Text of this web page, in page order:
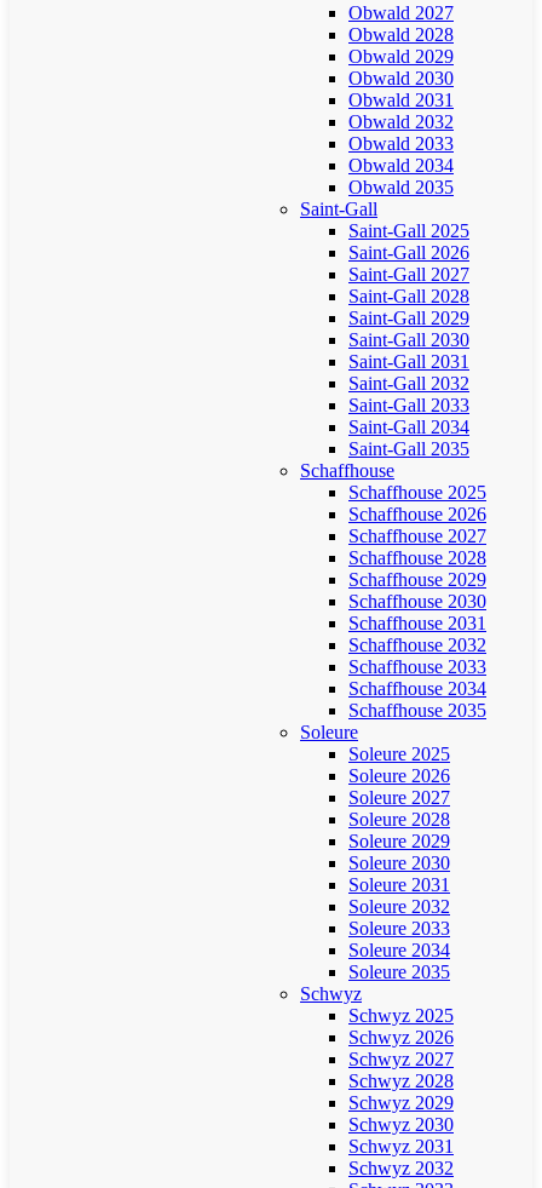
Obwald 2027
Obwald 2028
Obwald 2029
Obwald 2030
Obwald 2031
Obwald 2032
Obwald 2033
Obwald 2034
Obwald 2035
Saint-Gall
Saint-Gall 2025
Saint-Gall 2026
Saint-Gall 2027
Saint-Gall 2028
Saint-Gall 2029
Saint-Gall 2030
Saint-Gall 2031
Saint-Gall 2032
Saint-Gall 2033
Saint-Gall 2034
Saint-Gall 2035
Schaffhouse
Schaffhouse 2025
Schaffhouse 2026
Schaffhouse 2027
Schaffhouse 2028
Schaffhouse 2029
Schaffhouse 2030
Schaffhouse 2031
Schaffhouse 2032
Schaffhouse 2033
Schaffhouse 2034
Schaffhouse 2035
Soleure
Soleure 2025
Soleure 2026
Soleure 2027
Soleure 2028
Soleure 2029
Soleure 2030
Soleure 2031
Soleure 2032
Soleure 2033
Soleure 2034
Soleure 2035
Schwyz
Schwyz 2025
Schwyz 2026
Schwyz 2027
Schwyz 2028
Schwyz 2029
Schwyz 2030
Schwyz 2031
Schwyz 2032